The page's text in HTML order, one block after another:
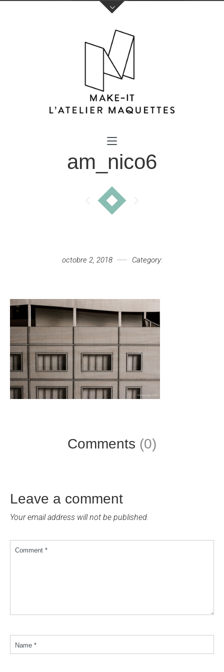
Votre nom (obligatoire)
Votre e-mail (obligatoire)am_nico6
octobre 2, 2018 Category:
Comments (0)
Leave a comment
Your email address will not be published.
Comment *
Name *